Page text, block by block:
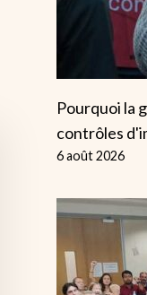
Pourquoi la
contrôles
6 août 2026